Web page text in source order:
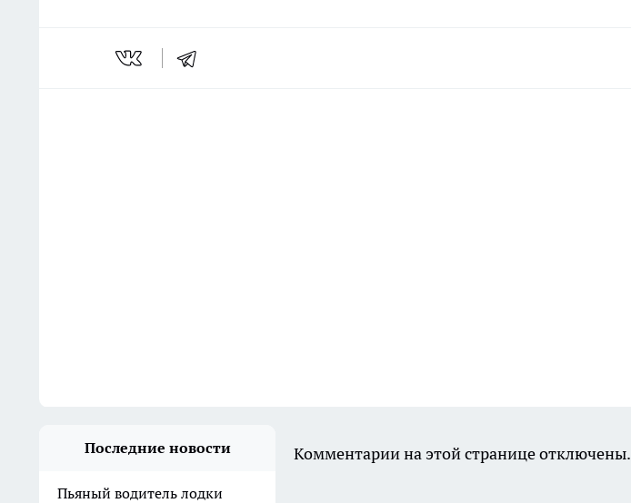
Последние новости
Пьяный водитель лодки
Комментарии на этой странице отключены.